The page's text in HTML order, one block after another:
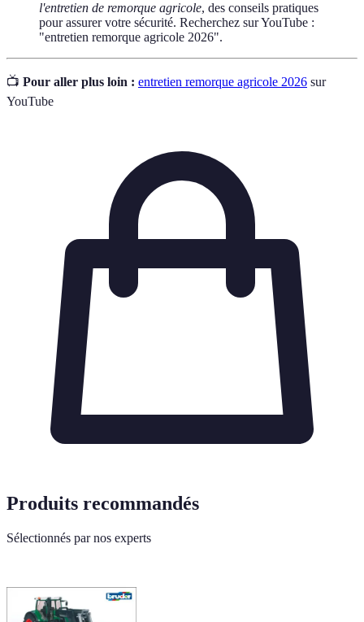
l'entretien de remorque agricole, des conseils pratiques
pour assurer votre sécurité. Recherchez sur YouTube :
"entretien remorque agricole 2026".
📺 Pour aller plus loin : entretien remorque agricole 2026 sur
YouTube
Produits recommandés
Sélectionnés par nos experts